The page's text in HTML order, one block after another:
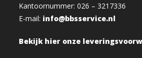
Kantoornummer: 026 – 3217336
E-mail: info@bbsservice.nl
Bekijk hier onze